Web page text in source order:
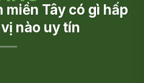
Tây có gì hấp
nào uy tín